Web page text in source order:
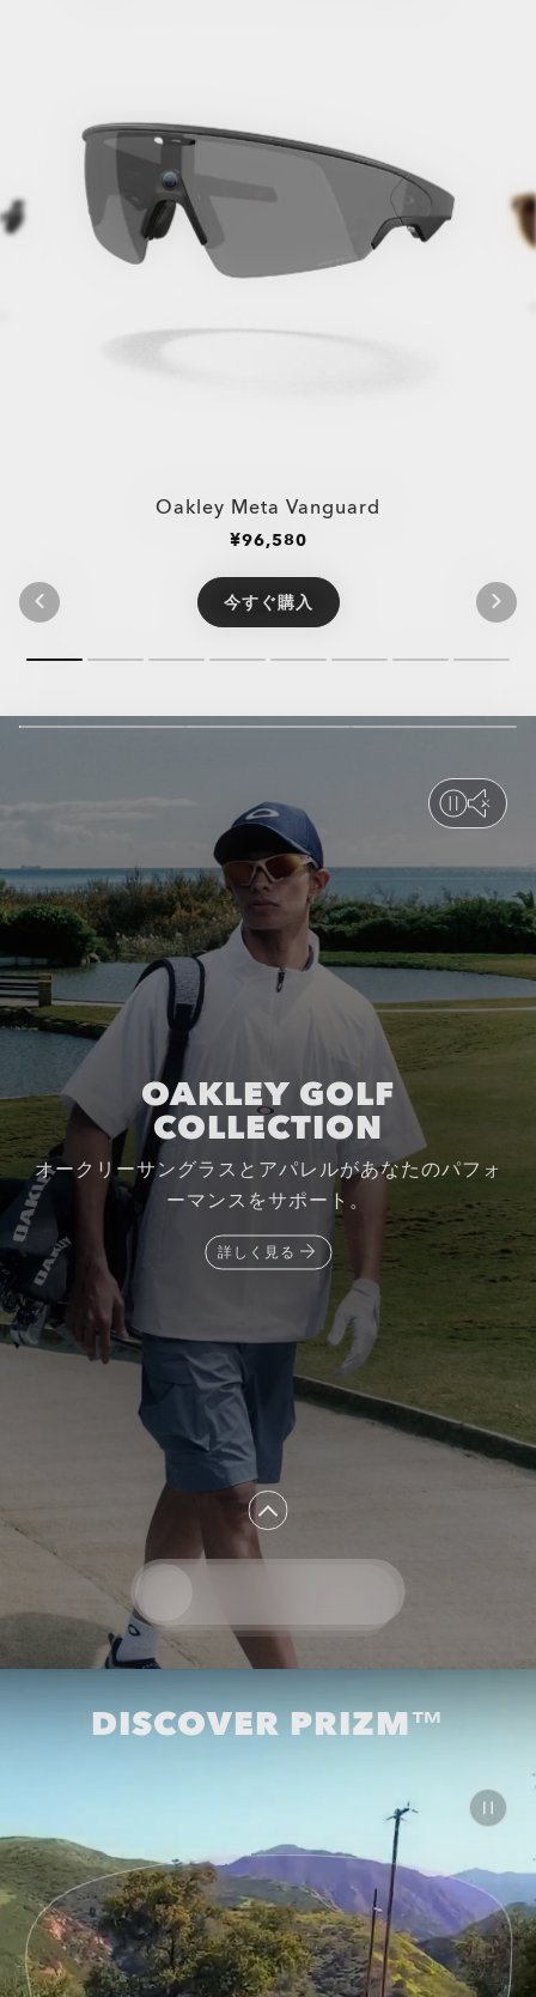
¥22,968 ¥28,710
今すぐ購入
¥33,264 ¥41,580
今すぐ購入
¥31,680 ¥39,600
今すぐ購入
Oakley Meta Vanguard
¥96,580
今すぐ購入
¥92,620
今すぐ購入
¥31,680 ¥39,600
今すぐ購入
¥28,688 ¥35,860
今すぐ購入
¥33,264 ¥41,580
今すぐ購入
¥22,968 ¥28,710
今すぐ購入
¥33,264 ¥41,580
今すぐ購入
¥31,680 ¥39,600
今すぐ購入
¥96,580
今すぐ購入
¥92,620
今すぐ購入
¥31,680 ¥39,600
今すぐ購入
OAKLEY TRAINING
COLLECTION
快適な着心地でパフォーマンスをサポートする最新
トレーニングコレクション。
詳しく見る
詳しく見る
詳しく見る
DISCOVER PRIZM™